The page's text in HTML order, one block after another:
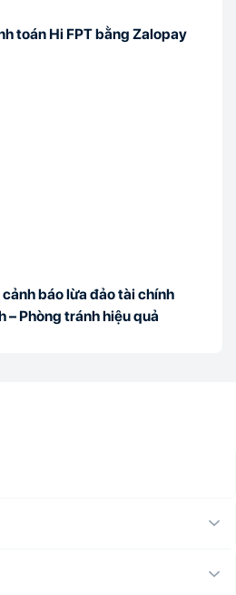
toán Hi FPT bằng Zalopay
báo lừa đảo tài chính
– Phòng tránh hiệu quả